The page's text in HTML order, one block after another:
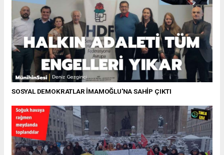
SOSYAL DEMOKRATLAR İMAMOĞLU'NA SAHİP ÇIKTI